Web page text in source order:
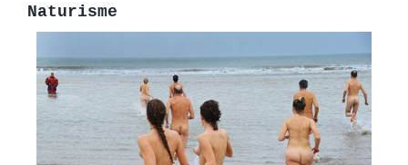
Naturisme